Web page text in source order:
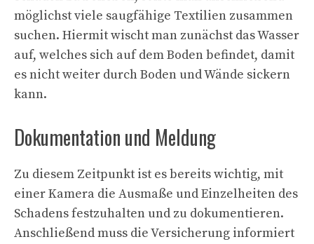
möglichst viele saugfähige Textilien zusammen
suchen. Hiermit wischt man zunächst das Wasser
auf, welches sich auf dem Boden befindet, damit
es nicht weiter durch Boden und Wände sickern
kann.
Dokumentation und Meldung
Zu diesem Zeitpunkt ist es bereits wichtig, mit
einer Kamera die Ausmaße und Einzelheiten des
Schadens festzuhalten und zu dokumentieren.
Anschließend muss die Versicherung informiert